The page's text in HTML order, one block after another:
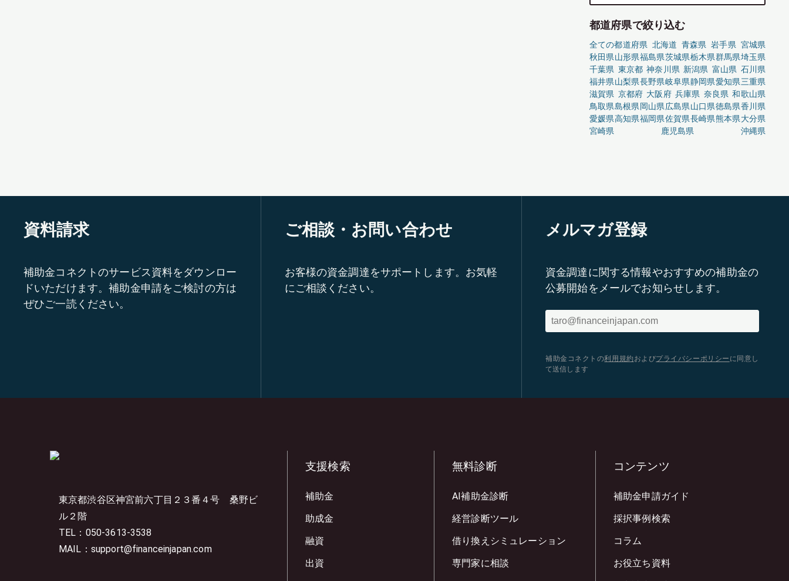
都道府県で絞り込む
全ての都道府県 北海道 青森県 岩手県 宮城県
秋田県山形県福島県茨城県栃木県群馬県埼玉県
千葉県 東京都 神奈川県 新潟県 富山県 石川県
福井県山梨県長野県岐阜県静岡県愛知県三重県
滋賀県 京都府 大阪府 兵庫県 奈良県 和歌山県
鳥取県島根県岡山県広島県山口県徳島県香川県
愛媛県高知県福岡県佐賀県長崎県熊本県大分県
宮崎県
鹿児島県 沖縄県
資料請求
補助金コネクトのサービス資料をダウンロー
ドいただけます。補助金申請をご検討の方は
ぜひご一読ください。
ご相談・お問い合わせ
お客様の資金調達をサポートします。お気軽
にご相談ください。
メルマガ登録
資金調達に関する情報やおすすめの補助金の
公募開始をメールでお知らせします。
補助金コネクトの利用規約 およびプライバシーポリシー に同意し
て送信します
東京都渋谷区神宮前六丁目２３番４号 桑野ビ
ル２階
TEL：050-3613-3538
MAIL：support@financeinjapan.com
支援検索
補助金
助成金
融資
出資
無料診断
AI補助金診断
経営診断ツール
借り換えシミュレーション
専門家に相談
コンテンツ
補助金申請ガイド
採択事例検索
コラム
お役立ち資料